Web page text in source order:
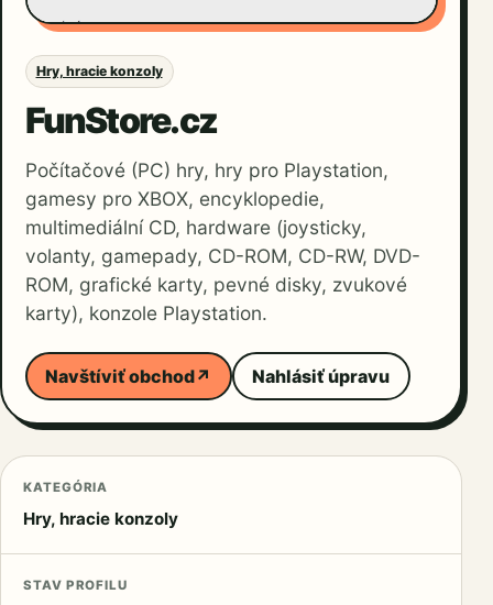
Hry, hracie konzoly
FunStore.cz
Počítačové (PC) hry, hry pro Playstation,
gamesy pro XBOX, encyklopedie,
multimediální CD, hardware (joysticky,
volanty, gamepady, CD-ROM, CD-RW, DVD-
ROM, grafické karty, pevné disky, zvukové
karty), konzole Playstation.
Navštíviť obchod↗ Nahlásiť úpravu
KATEGÓRIA
Hry, hracie konzoly
STAV PROFILU